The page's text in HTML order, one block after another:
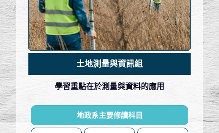
土地測量與資訊組
學習重點在於測量與資料的應用
地政系主要修讀科目